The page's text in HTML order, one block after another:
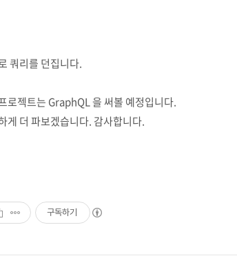
쿼리를 던집니다.
로젝트는 GraphQL 을 써볼 예정입니다.
게 더 파보겠습니다. 감사합니다.
구독하기